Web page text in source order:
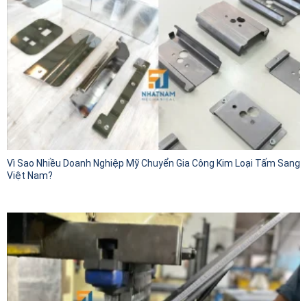
Vì Sao Nhiều Doanh Nghiệp Mỹ Chuyển Gia Công Kim Loại Tấm Sang
Việt Nam?